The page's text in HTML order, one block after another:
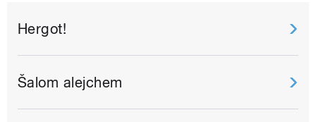
Hergot!
Šalom alejchem